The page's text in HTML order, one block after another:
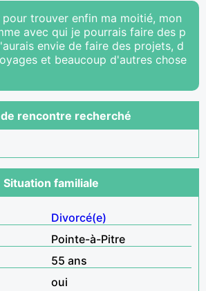
trouver enfin ma moitié, mon
avec qui je pourrais faire des p
envie de faire des projets, d
et beaucoup d'autres chose
rencontre recherché
Situation familiale
Divorcé(e)
Pointe-à-Pitre
55 ans
oui